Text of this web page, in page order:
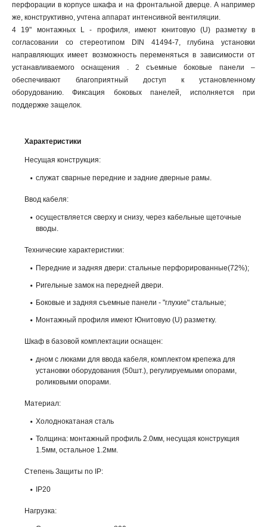
перфорации в корпусе шкафа и на фронтальной дверце. А например
же, конструктивно, учтена аппарат интенсивной вентиляции.
4 19" монтажных L - профиля, имеют юнитовую (U) разметку в
согласовании со стереотипом DIN 41494-7, глубина установки
направляющих имеет возможность переменяться в зависимости от
устанавливаемого оснащения . 2 съемные боковые панели –
обеспечивают благоприятный доступ к установленному
оборудованию. Фиксация боковых панелей, исполняется при
поддержке защелок.
Характеристики
Несущая конструкция:
служат сварные передние и задние дверные рамы.
Ввод кабеля:
осуществляется сверху и снизу, через кабельные щеточные
вводы.
Технические характеристики:
Передние и задняя двери: стальные перфорированные(72%);
Ригельные замок на передней двери.
Боковые и задняя съемные панели - "глухие" стальные;
Монтажный профиля имеют Юнитовую (U) разметку.
Шкаф в базовой комплектации оснащен:
дном с люками для ввода кабеля, комплектом крепежа для
установки оборудования (50шт.), регулируемыми опорами,
роликовыми опорами.
Материал:
Холоднокатаная сталь
Толщина: монтажный профиль 2.0мм, несущая конструкция
1.5мм, остальное 1.2мм.
Степень Защиты по IP:
IP20
Нагрузка: